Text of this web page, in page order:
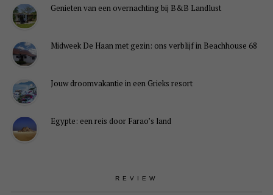
Genieten van een overnachting bij B&B Landlust
Midweek De Haan met gezin: ons verblijf in Beachhouse 68
Jouw droomvakantie in een Grieks resort
Egypte: een reis door Farao’s land
REVIEW